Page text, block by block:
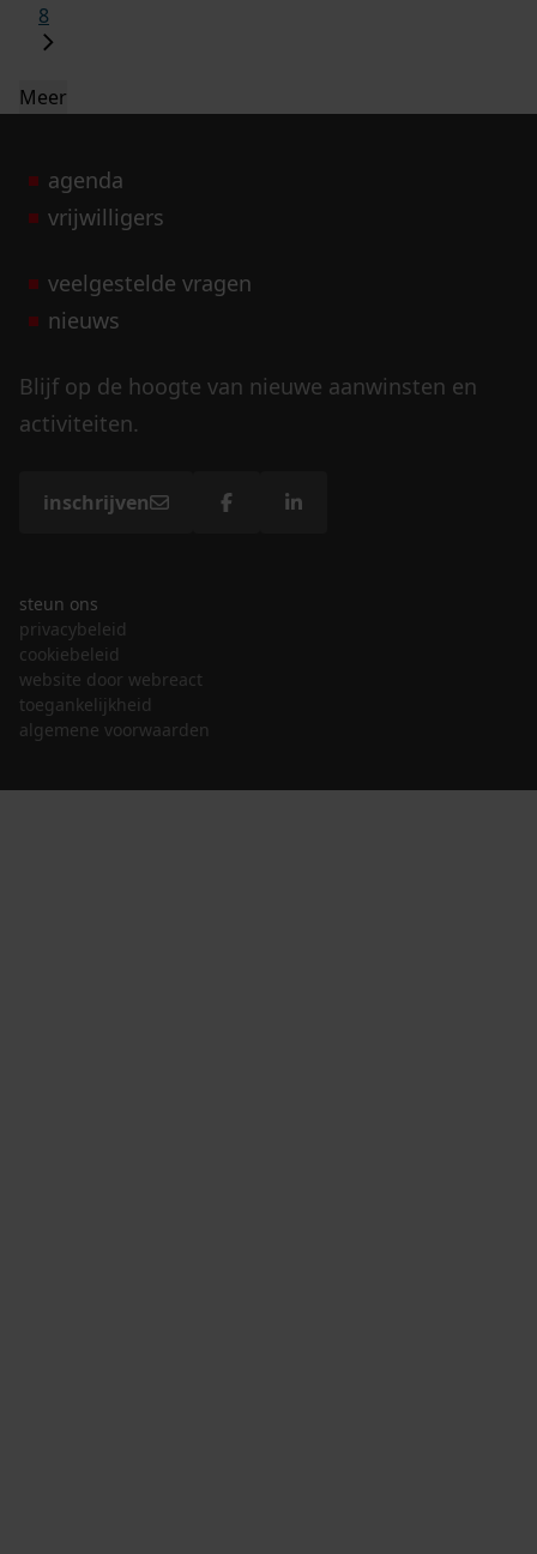
8
Meer
agenda
vrijwilligers
veelgestelde vragen
nieuws
Blijf op de hoogte van nieuwe aanwinsten en
activiteiten.
inschrijven
steun ons
privacybeleid
cookiebeleid
website door webreact
toegankelijkheid
algemene voorwaarden